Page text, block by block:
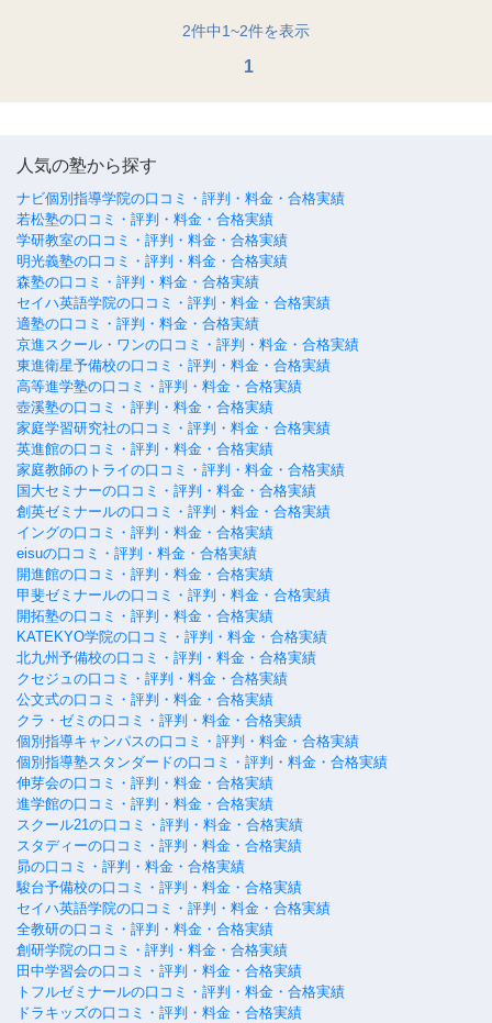
2件中1~2件を表示
1
人気の塾から探す
ナビ個別指導学院の口コミ・評判・料金・合格実績
若松塾の口コミ・評判・料金・合格実績
学研教室の口コミ・評判・料金・合格実績
明光義塾の口コミ・評判・料金・合格実績
森塾の口コミ・評判・料金・合格実績
セイハ英語学院の口コミ・評判・料金・合格実績
適塾の口コミ・評判・料金・合格実績
京進スクール・ワンの口コミ・評判・料金・合格実績
東進衛星予備校の口コミ・評判・料金・合格実績
高等進学塾の口コミ・評判・料金・合格実績
壺溪塾の口コミ・評判・料金・合格実績
家庭学習研究社の口コミ・評判・料金・合格実績
英進館の口コミ・評判・料金・合格実績
家庭教師のトライの口コミ・評判・料金・合格実績
国大セミナーの口コミ・評判・料金・合格実績
創英ゼミナールの口コミ・評判・料金・合格実績
イングの口コミ・評判・料金・合格実績
eisuの口コミ・評判・料金・合格実績
開進館の口コミ・評判・料金・合格実績
甲斐ゼミナールの口コミ・評判・料金・合格実績
開拓塾の口コミ・評判・料金・合格実績
KATEKYO学院の口コミ・評判・料金・合格実績
北九州予備校の口コミ・評判・料金・合格実績
クセジュの口コミ・評判・料金・合格実績
公文式の口コミ・評判・料金・合格実績
クラ・ゼミの口コミ・評判・料金・合格実績
個別指導キャンパスの口コミ・評判・料金・合格実績
個別指導塾スタンダードの口コミ・評判・料金・合格実績
伸芽会の口コミ・評判・料金・合格実績
進学館の口コミ・評判・料金・合格実績
スクール21の口コミ・評判・料金・合格実績
スタディーの口コミ・評判・料金・合格実績
昴の口コミ・評判・料金・合格実績
駿台予備校の口コミ・評判・料金・合格実績
セイハ英語学院の口コミ・評判・料金・合格実績
全教研の口コミ・評判・料金・合格実績
創研学院の口コミ・評判・料金・合格実績
田中学習会の口コミ・評判・料金・合格実績
トフルゼミナールの口コミ・評判・料金・合格実績
ドラキッズの口コミ・評判・料金・合格実績